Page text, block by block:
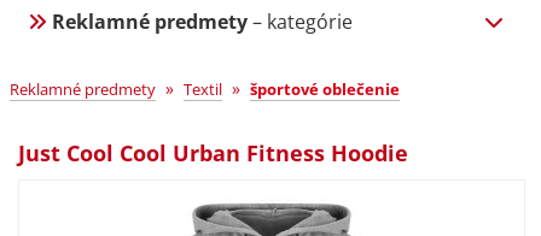
Reklamné predmety– kategórie
Reklamné predmety » Textil » športové oblečenie
Just Cool Cool Urban Fitness Hoodie